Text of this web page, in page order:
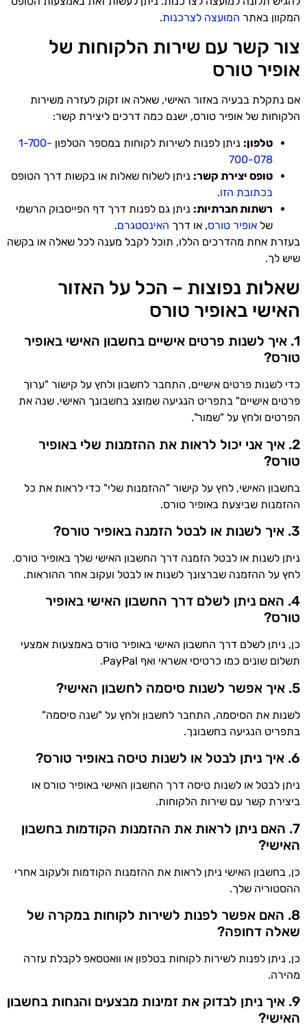
המקוון באתר המועצה לצרכנות.
צור קשר עם שירות הלקוחות של
אופיר טורס
אם נתקלת בבעיה באזור האישי, שאלה או זקוק לעזרה משירות
הלקוחות של אופיר טורס, ישנם כמה דרכים ליצירת קשר:
טלפון: ניתן לפנות לשירות לקוחות במספר הטלפון 1-700-
700-078
טופס יצירת קשר: ניתן לשלוח שאלות או בקשות דרך הטופס
בכתובת הזו.
רשתות חברתיות: ניתן גם לפנות דרך דף הפייסבוק הרשמי
של אופיר טורס, או דרך האינסטגרם.
בעזרת אחת מהדרכים הללו, תוכל לקבל מענה לכל שאלה או בקשה
שיש לך.
שאלות נפוצות – הכל על האזור
האישי באופיר טורס
1. איך לשנות פרטים אישיים בחשבון האישי באופיר
טורס?
כדי לשנות פרטים אישיים, התחבר לחשבון ולחץ על קישור "ערוך
פרטים אישיים" בתפריט הנגיעה שמוצג בחשבונך האישי. שנה את
הפרטים ולחץ על "שמור".
2. איך אני יכול לראות את ההזמנות שלי באופיר
טורס?
בחשבון האישי, לחץ על קישור "ההזמנות שלי" כדי לראות את כל
ההזמנות שביצעת באופיר טורס.
3. איך לשנות או לבטל הזמנה באופיר טורס?
ניתן לשנות או לבטל הזמנה דרך החשבון האישי שלך באופיר טורס.
לחץ על ההזמנה שברצונך לשנות או לבטל ועקוב אחר ההוראות.
4. האם ניתן לשלם דרך החשבון האישי באופיר
טורס?
כן, ניתן לשלם דרך החשבון האישי באופיר טורס באמצעות אמצעי
תשלום שונים כמו כרטיסי אשראי ואף PayPal.
5. איך אפשר לשנות סיסמה לחשבון האישי?
לשנות את הסיסמה, התחבר לחשבון ולחץ על "שנה סיסמה"
בתפריט הנגיעה בחשבונך.
6. איך ניתן לבטל או לשנות טיסה באופיר טורס?
ניתן לבטל או לשנות טיסה דרך החשבון האישי באופיר טורס או
ביצירת קשר עם שירות הלקוחות.
7. האם ניתן לראות את ההזמנות הקודמות בחשבון
האישי?
כן, בחשבון האישי ניתן לראות את ההזמנות הקודמות ולעקוב אחרי
ההסטוריה שלך.
8. האם אפשר לפנות לשירות לקוחות במקרה של
שאלה דחופה?
כן, ניתן לפנות לשירות לקוחות בטלפון או וואטסאפ לקבלת עזרה
מהירה.
9. איך ניתן לבדוק את זמינות מבצעים והנחות בחשבון
האישי?